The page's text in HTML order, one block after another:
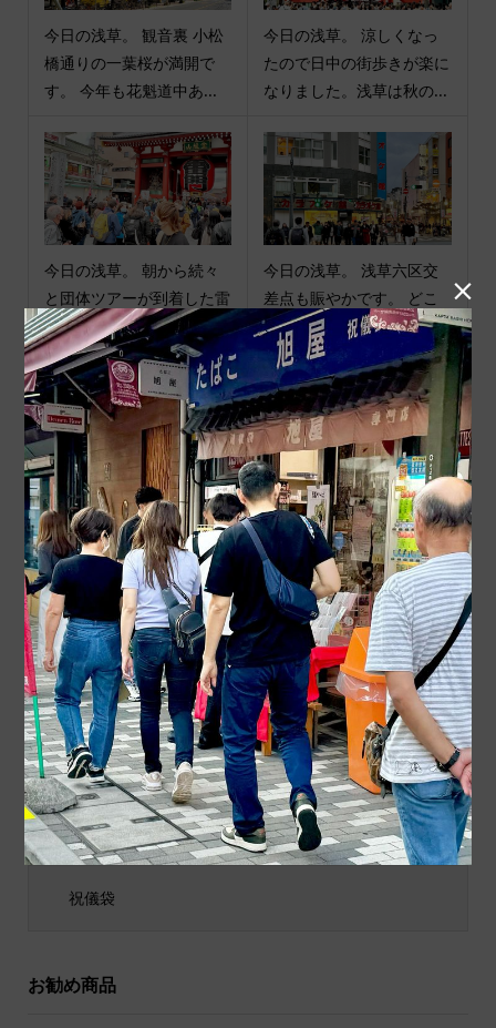
今日の浅草。 観音裏 小松
橋通りの一葉桜が満開で
す。 今年も花魁道中あ...
今日の浅草。 涼しくなっ
たので日中の街歩きが楽に
なりました。浅草は秋の...
今日の浅草。 朝から続々
と団体ツアーが到着した雷
門前です。 ゆっくり夜...
今日の浅草。 浅草六区交
差点も賑やかです。 どこ
に向かうのかな？ #マナ...
今日の浅草。 久しぶりの
サンバカーニバル開催で
す。 参加者も観客も笑...
今日の浅草。 きもの女子
が増え続ける浅草です。
今日は真夏日のせいか浴...
商品カテゴリ
商品ジャンル
ポチ袋
和小物
祝儀袋
お勧め商品
